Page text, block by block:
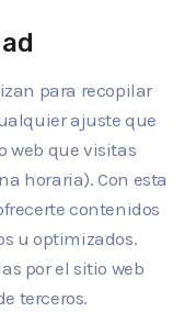
para recopilar
ajuste que
web que visitas
horaria). Con esta
contenidos
u optimizados.
por el sitio web
terceros.